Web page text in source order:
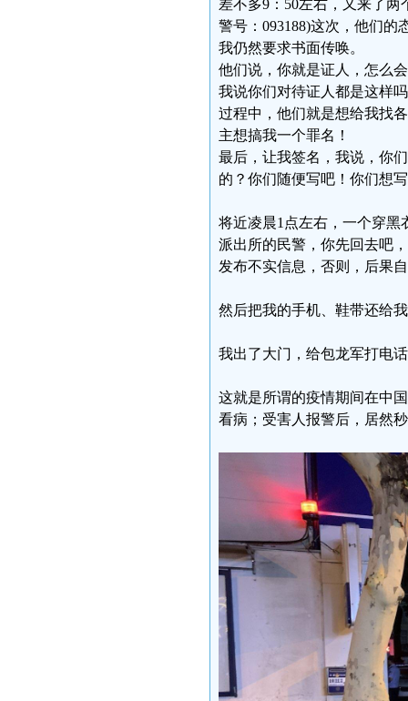
差不多9：50左右，又来了
警号：093188)这次，他们的
我仍然要求书面传唤。
他们说，你就是证人，怎么
我说你们对待证人都是这样
过程中，他们就是想给我找
主想搞我一个罪名！
最后，让我签名，我说，你
的？你们随便写吧！你们想
将近凌晨1点左右，一个穿
派出所的民警，你先回去吧
发布不实信息，否则，后果
然后把我的手机、鞋带还给
我出了大门，给包龙军打电
这就是所谓的疫情期间在中
看病；受害人报警后，居然